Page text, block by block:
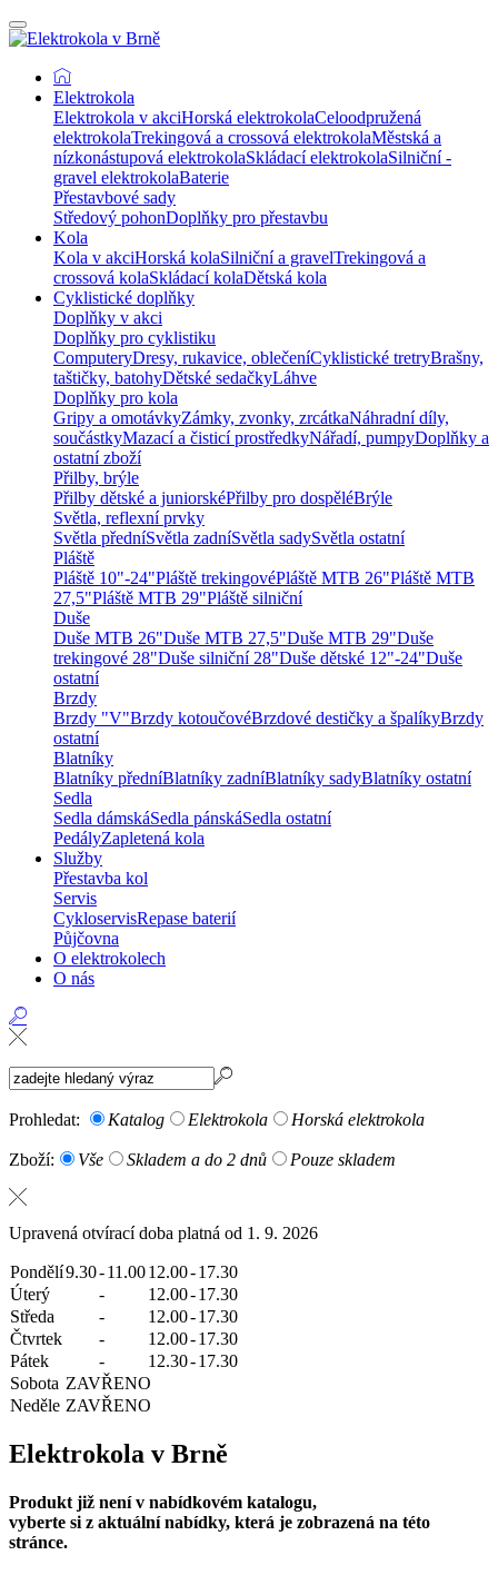
Elektrokola
Elektrokola v akciHorská elektrokolaCeloodpružená
elektrokolaTrekingová a crossová elektrokolaMěstská a
nízkonástupová elektrokolaSkládací elektrokolaSilniční -
gravel elektrokolaBaterie
Přestavbové sady
Středový pohonDoplňky pro přestavbu
Kola
Kola v akciHorská kolaSilniční a gravelTrekingová a
crossová kolaSkládací kolaDětská kola
Cyklistické doplňky
Doplňky v akci
Doplňky pro cyklistiku
ComputeryDresy, rukavice, oblečeníCyklistické tretryBrašny,
taštičky, batohyDětské sedačkyLáhve
Doplňky pro kola
Gripy a omotávkyZámky, zvonky, zrcátkaNáhradní díly,
součástkyMazací a čisticí prostředkyNářadí, pumpyDoplňky a
ostatní zboží
Přilby, brýle
Přilby dětské a juniorskéPřilby pro dospěléBrýle
Světla, reflexní prvky
Světla předníSvětla zadníSvětla sadySvětla ostatní
Pláště
Pláště 10"-24"Pláště trekingovéPláště MTB 26"Pláště MTB
27,5"Pláště MTB 29"Pláště silniční
Duše
Duše MTB 26"Duše MTB 27,5"Duše MTB 29"Duše
trekingové 28"Duše silniční 28"Duše dětské 12"-24"Duše
ostatní
Brzdy
Brzdy "V"Brzdy kotoučovéBrzdové destičky a špalíkyBrzdy
ostatní
Blatníky
Blatníky předníBlatníky zadníBlatníky sadyBlatníky ostatní
Sedla
Sedla dámskáSedla pánskáSedla ostatní
PedályZapletená kola
Služby
Přestavba kol
Servis
CykloservisRepase baterií
Půjčovna
O elektrokolech
O nás
Prohledat: Katalog Elektrokola Horská elektrokola
Zboží: Vše Skladem a do 2 dnů Pouze skladem
Upravená otvírací doba platná od 1. 9. 2026
Pondělí9.30-11.0012.00-17.30
Úterý
- 12.00-17.30
Středa
- 12.00-17.30
Čtvrtek
- 12.00-17.30
Pátek
- 12.30-17.30
Sobota ZAVŘENO
Neděle ZAVŘENO
Elektrokola v Brně
Produkt již není v nabídkovém katalogu,
vyberte si z aktuální nabídky, která je zobrazená na této
stránce.